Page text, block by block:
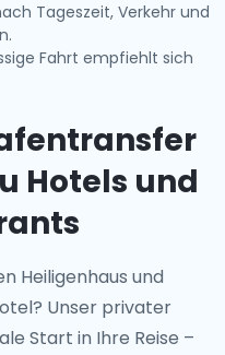
Tageszeit, Verkehr und
Fahrt empfiehlt sich
Hotels und
Heiligenhaus und
Unser privater
Start in Ihre Reise –